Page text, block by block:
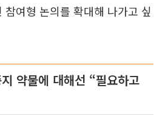
참여형 논의를 확대해 나가고 싶
약물에 대해선 “필요하고